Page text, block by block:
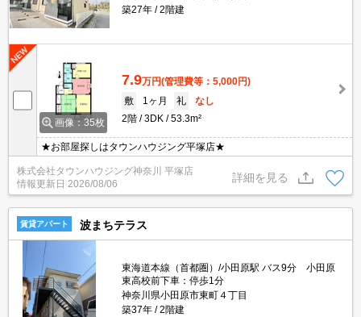
築27年
2階建
画像：35枚
7.9万円(管理費等：5,000円)
敷
1ヶ月 礼
なし
2階
3DK 53.3m²
★お部屋探しはタウンハウジング平塚店★
株式会社タウンハウジング神奈川 平塚店
情報更新日 2026/08/06
詳細を見る
賃貸アパート 波まちテラス
東海道本線（首都圏）/小田原駅 バス9分 小田原
東高校前下車：停歩1分
神奈川県小田原市東町４丁目
築37年
2階建